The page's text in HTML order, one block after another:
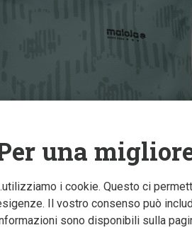
una
i cookie. Questo ci
Il vostro consenso può
sono disponibili sulla